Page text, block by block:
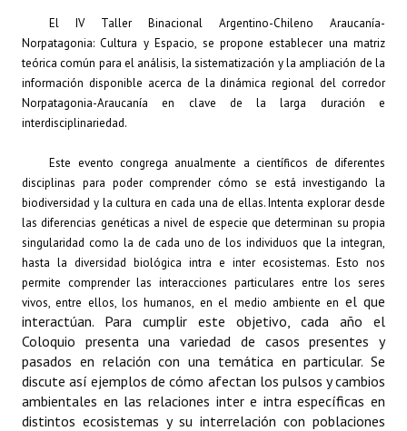
Comunicaciones
Declaraciones
Resoluciones
INSTITUCIONAL
Antiguos Pobladores
Noticias Destacadas
Registros y Distinciones
Datos Históricos
Premio al Mérito - Registro
Audiencias Públicas - Registro
El IV Taller Binacional Argentino-Chileno Araucanía-
Norpatagonia:Cultura y Espacio, se propone establecer una matriz
teórica común para el análisis, la sistematización y la ampliación de la
información disponible acerca de la dinámica regional del corredor
Norpatagonia-Araucanía en clave de la larga duración e
interdisciplinariedad.
Este evento congrega anualmente a científicos de diferentes
disciplinas para poder comprender cómo se está investigando la
biodiversidad y la cultura en cada una de ellas. Intenta explorar desde
las diferencias genéticas a nivel de especie que determinan su propia
singularidad como la de cada uno de los individuos que la integran,
hasta la diversidad biológica intra e inter ecosistemas. Esto nos
permite comprender las interacciones particulares entre los seres
vivos, entre ellos, los humanos, en el medio ambiente en el que
interactúan. Para cumplir este objetivo, cada año el
Coloquio presenta una variedad de casos presentes y
pasados en relación con una temática en particular. Se
discute así ejemplos de cómo afectan los pulsos y cambios
ambientales en las relaciones inter e intra específicas en
distintos ecosistemas y su interrelación con poblaciones